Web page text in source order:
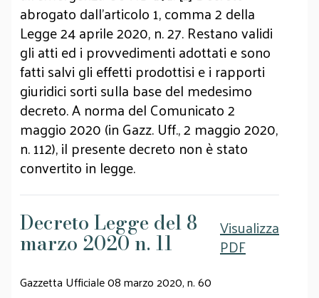
abrogato dall'articolo 1, comma 2 della
Legge 24 aprile 2020, n. 27. Restano validi
gli atti ed i provvedimenti adottati e sono
fatti salvi gli effetti prodottisi e i rapporti
giuridici sorti sulla base del medesimo
decreto. A norma del Comunicato 2
maggio 2020 (in Gazz. Uff., 2 maggio 2020,
n. 112), il presente decreto non è stato
convertito in legge.
Decreto Legge del 8
marzo 2020 n. 11
Visualizza
PDF
Gazzetta Ufficiale 08 marzo 2020, n. 60